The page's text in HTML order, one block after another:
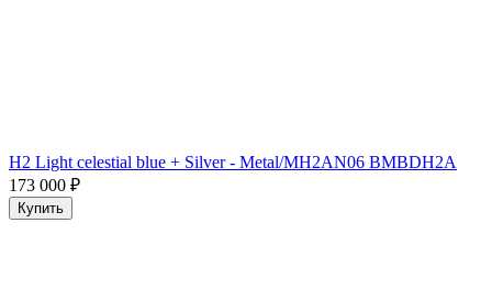
H2 Light celestial blue + Silver - Metal/MH2AN06 BMBDH2A
173 000 ₽
Купить